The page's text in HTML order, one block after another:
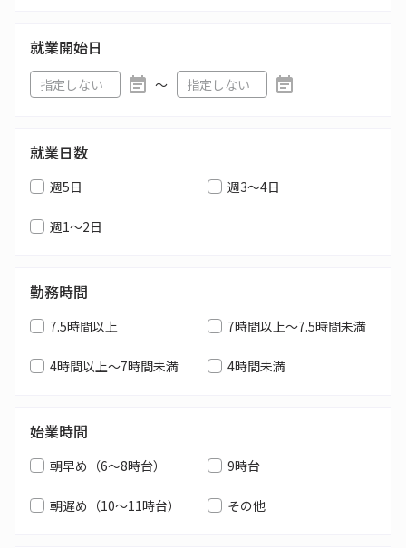
就業開始日
〜
就業日数
週5日 週3～4日
週1～2日
勤務時間
7.5時間以上 7時間以上～7.5時間未満
4時間以上～7時間未満 4時間未満
始業時間
朝早め（6～8時台） 9時台
朝遅め（10～11時台） その他